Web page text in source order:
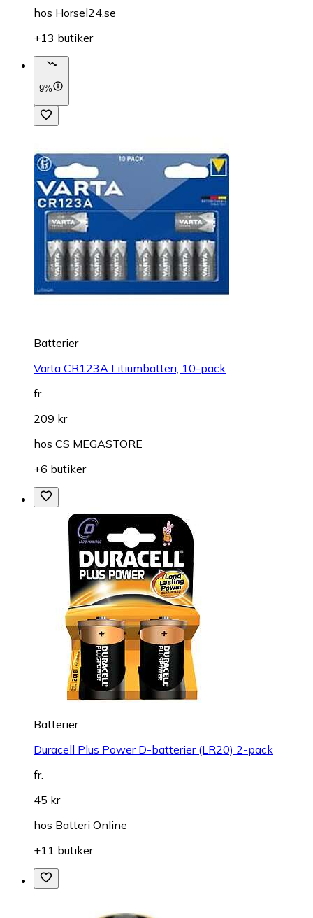
hos Horsel24.se
+13 butiker
9%
Batterier
Varta CR123A Litiumbatteri, 10-pack
fr.
209 kr
hos CS MEGASTORE
+6 butiker
Batterier
Duracell Plus Power D-batterier (LR20) 2-pack
fr.
45 kr
hos Batteri Online
+11 butiker